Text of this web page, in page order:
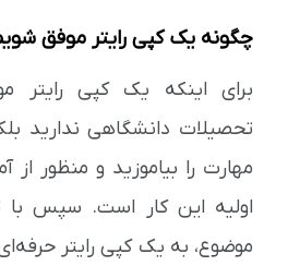
چگونه یک کپی رایتر موفق
برای اینکه یک کپی رایتر
تحصیلات دانشگاهی ندارید
مهارت را بیاموزید و منظور از
اولیه این کار است. سپس با
موضوع، به یک کپی رایتر